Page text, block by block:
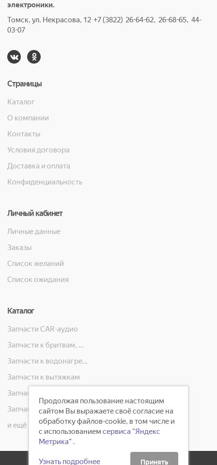
электроники.
Томск, ул. Некрасова, 12 +7 (3822) 26-64-62, 26-68-65, 44-
03-07
Страницы
Каталог
О компании
Контакты
Условия договора
Доставка и оплата
Конфиденциальность
Личный кабинет
Личные данные
Заказы
Список желаний
Список ожидания
Каталог
Запчасти CAR-аудио
Запчасти к бритвам, машинкам для стрижки, фенам, эпиляторам, зубным щёткам
Запчасти к водонагревателям
Запчасти к вытяжкам
Запчасти к масляным радиаторам, вентиляторам, увлажнителям воздуха и теплотехнике
и ещё 23 категорий
Продолжая пользование настоящим
сайтом Вы выражаете своё согласие на
обработку файлов-cookie, в том числе и
с использованием сервиса "Яндекс
Метрика" .
Узнать подробнее Принять